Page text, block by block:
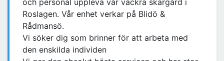
och personal uppleva vår vackra skärgård i
Roslagen. Vår enhet verkar på Blidö &
Rådmansö.
Vi söker dig som brinner för att arbeta med
den enskilda individen